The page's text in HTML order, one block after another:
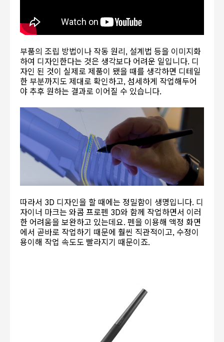
부품의 조립 방법이나 작동 원리, 설계법 등을 이미지화
하여 디자인한다는 것은 생각보다 어려운 일입니다. 디
자인 된 것이 실제로 제품이 됐을 때를 생각하면 디테일
한 부분까지도 제대로 확인하고, 섬세하게 작업해두어
야 추후 원하는 결과로 이어질 수 있습니다.
따라서 3D 디자인을 할 때에는 정밀함이 생명입니다. 디
자이너 마크는 와콤 프로펜 3D와 함께 작업하면서 이러
한 어려움을 보완하고 있는데요. 펜을 이용해 액정 화면
에서 곧바로 작업하기 때문에 훨씬 직관적이고, 수정이
용이해 작업 속도도 빨라지기 때문이죠.